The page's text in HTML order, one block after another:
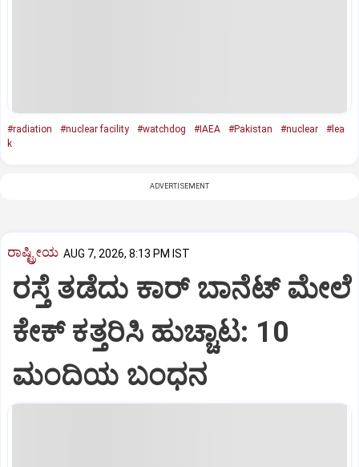
#radiation #nuclear facility #watchdog #IAEA #Pakistan #nuclear
#lea
k
ADVERTISEMENT
ರಾಷ್ಟ್ರೀಯ AUG 7, 2026, 8:13 PM IST
ರಸ್ತೆ ತಡೆದು ಕಾರ್ ಬಾನೆಟ್ ಮೇಲೆ
ಕೇಕ್ ಕತ್ತರಿಸಿ ಹುಚ್ಚಾಟ: 10
ಮಂದಿಯ ಬಂಧನ